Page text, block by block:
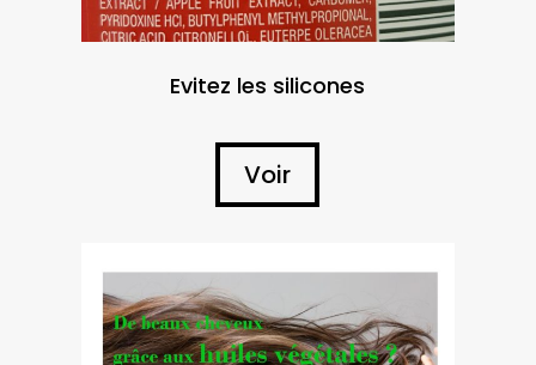
Evitez les silicones
Voir